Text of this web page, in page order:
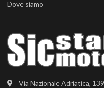
Via Nazionale Adriatica, 139
Dove siamo